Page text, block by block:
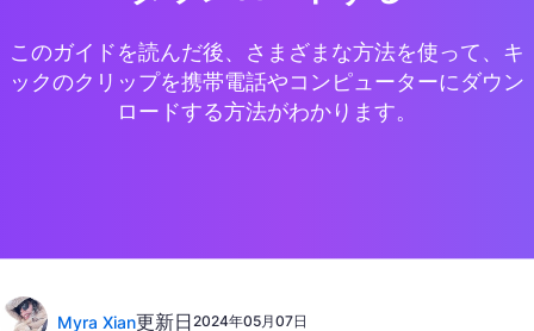
このガイドを読んだ後、さまざまな方法を使って、キ
ックのクリップを携帯電話やコンピューターにダウン
ロードする方法がわかります。
Myra Xian更新日2024年05月07日